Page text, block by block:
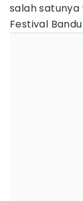
salah
Festival